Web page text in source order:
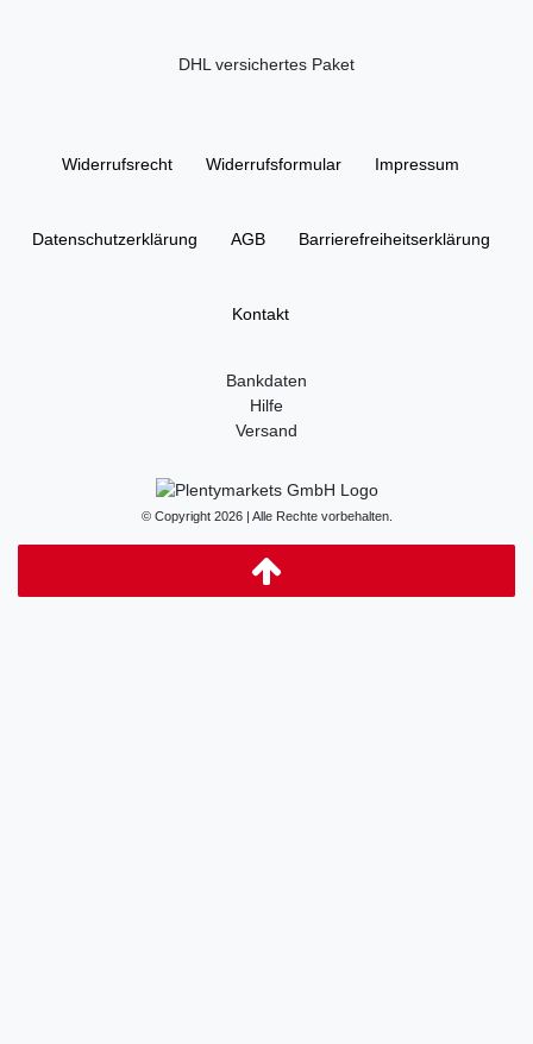
DHL versichertes Paket
Widerrufs­recht Widerrufs­formular Impressum
Daten­schutz­erklärung AGB Barrierefreiheitserklärung
Kontakt
Bankdaten
Hilfe
Versand
© Copyright 2026 | Alle Rechte vorbehalten.